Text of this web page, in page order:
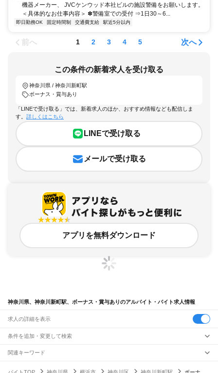
機器メーカー、 JVCケンウッド本社ビルの施設警備をお願いします。
＜具体的なお仕事内容＞ ✽警備室での受付 ⇒1日30～6...
即日勤務OK 固定時間制 交通費支給 駅近5分以内
前へ 1 2 3 4 5 次へ
この条件の新着求人を受け取る
神奈川県 / 神奈川新町駅
ボーナス・賞与あり
「LINEで受け取る」では、新着求人のほか、おすすめ情報なども配信しま
す。 詳しくはこちら
LINEで受け取る
メールで受け取る
アプリを無料ダウンロード
神奈川県、神奈川新町駅、ボーナス・賞与ありのアルバイト・バイト求人情報
求人の詳細を表示
条件を追加・変更して検索
市区町村を追加・変更
駅を追加・変更
関連キーワード